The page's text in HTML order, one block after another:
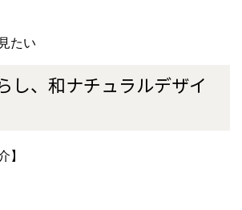
たい
し、和ナチュラルデザイ
】